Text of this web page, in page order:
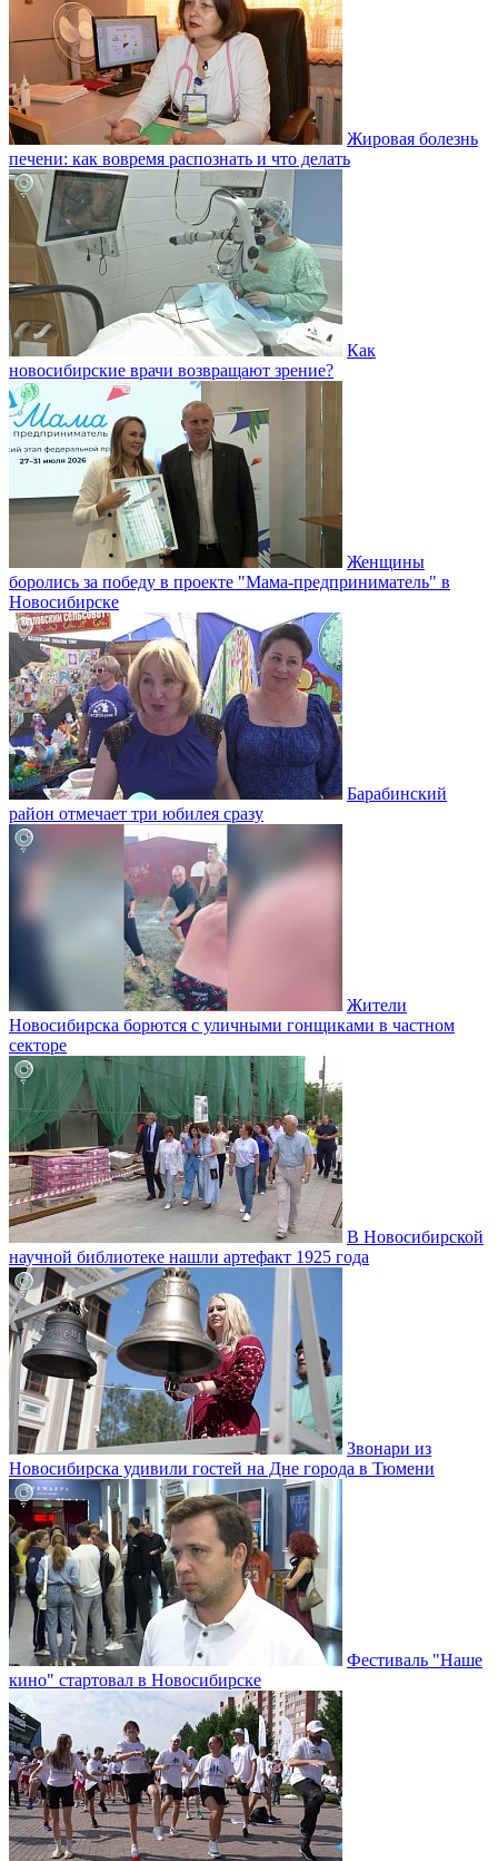
Жировая болезнь
печени: как вовремя распознать и что делать
Как
новосибирские врачи возвращают зрение?
Женщины
боролись за победу в проекте "Мама-предприниматель" в
Новосибирске
Барабинский
район отмечает три юбилея сразу
Жители
Новосибирска борются с уличными гонщиками в частном
секторе
В Новосибирской
научной библиотеке нашли артефакт 1925 года
Звонари из
Новосибирска удивили гостей на Дне города в Тюмени
Фестиваль "Наше
кино" стартовал в Новосибирске